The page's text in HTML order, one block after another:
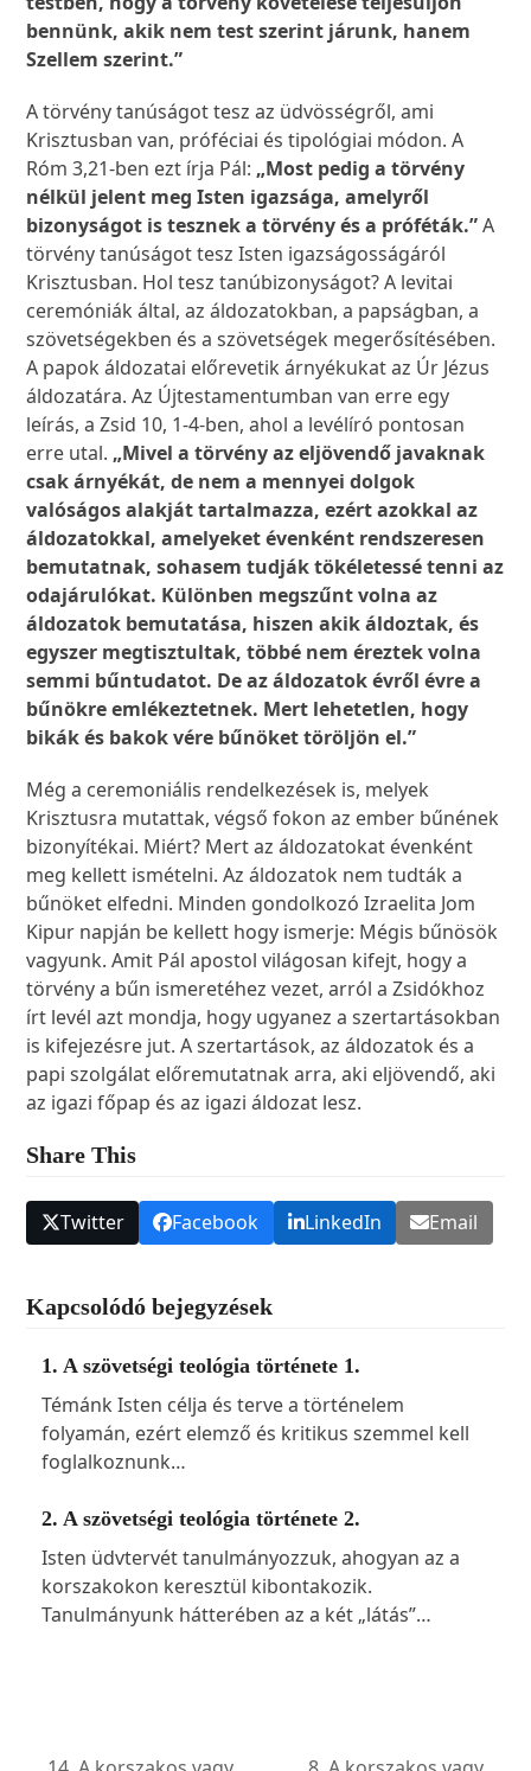
bennünk, akik nem test szerint járunk, hanem
Szellem szerint.”
A törvény tanúságot tesz az üdvösségről, ami
Krisztusban van, próféciai és tipológiai módon. A
Róm 3,21-ben ezt írja Pál: „Most pedig a törvény
nélkül jelent meg Isten igazsága, amelyről
bizonyságot is tesznek a törvény és a próféták.”A
törvény tanúságot tesz Isten igazságosságáról
Krisztusban. Hol tesz tanúbizonyságot? A levitai
ceremóniák által, az áldozatokban, a papságban, a
szövetségekben és a szövetségek megerősítésében.
A papok áldozatai előrevetik árnyékukat az Úr Jézus
áldozatára. Az Újtestamentumban van erre egy
leírás, a Zsid 10, 1-4-ben, ahol a levélíró pontosan
erre utal. „Mivel a törvény az eljövendő javaknak
csak árnyékát, de nem a mennyei dolgok
valóságos alakját tartalmazza, ezért azokkal az
áldozatokkal, amelyeket évenként rendszeresen
bemutatnak, sohasem tudják tökéletessé tenni az
odajárulókat. Különben megszűnt volna az
áldozatok bemutatása, hiszen akik áldoztak, és
egyszer megtisztultak, többé nem éreztek volna
semmi bűntudatot. De az áldozatok évről évre a
bűnökre emlékeztetnek. Mert lehetetlen, hogy
bikák és bakok vére bűnöket töröljön el.”
Még a ceremoniális rendelkezések is, melyek
Krisztusra mutattak, végső fokon az ember bűnének
bizonyítékai. Miért? Mert az áldozatokat évenként
meg kellett ismételni. Az áldozatok nem tudták a
bűnöket elfedni. Minden gondolkozó Izraelita Jom
Kipur napján be kellett hogy ismerje: Mégis bűnösök
vagyunk. Amit Pál apostol világosan kifejt, hogy a
törvény a bűn ismeretéhez vezet, arról a Zsidókhoz
írt levél azt mondja, hogy ugyanez a szertartásokban
is kifejezésre jut. A szertartások, az áldozatok és a
papi szolgálat előremutatnak arra, aki eljövendő, aki
az igazi főpap és az igazi áldozat lesz.
Share This
Twitter Facebook LinkedIn Email
Kapcsolódó bejegyzések
1. A szövetségi teológia története 1.
Témánk Isten célja és terve a történelem
folyamán, ezért elemző és kritikus szemmel kell
foglalkoznunk…
2. A szövetségi teológia története 2.
Isten üdvtervét tanulmányozzuk, ahogyan az a
korszakokon keresztül kibontakozik.
Tanulmányunk hátterében az a két „látás”…